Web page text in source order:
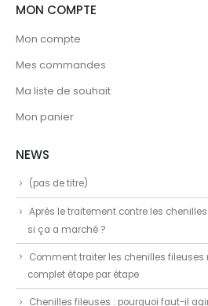
MON COMPTE
Mon compte
Mes commandes
Ma liste de souhait
Mon panier
NEWS
(pas de titre)
Après le traitement contre les
si ça a marché ?
Comment traiter les chenilles fileuses
complet étape par étape
Chenilles fileuses : pourquoi faut-il